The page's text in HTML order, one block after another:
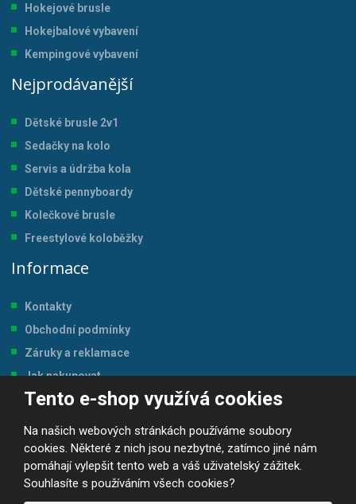
Tento e-shop využívá cookies
Na našich webových stránkách používáme soubory
cookies. Některé z nich jsou nezbytné, zatímco jiné nám
pomáhají vylepšit tento web a váš uživatelský zážitek.
Souhlasíte s používáním všech cookies?
Hokejové brusle
Hokejbalové vybavení
Kempingové vybavení
Nejprodávanější
Dětské brusle 2v1
Sedačky na kolo
Servis a údržba kola
Dětské pennyboardy
Kolečkové brusle
Freestylové koloběžky
Informace
Kontakty
Obchodní podmínky
Záruky a reklamace
Jak nakupovat
Magazín